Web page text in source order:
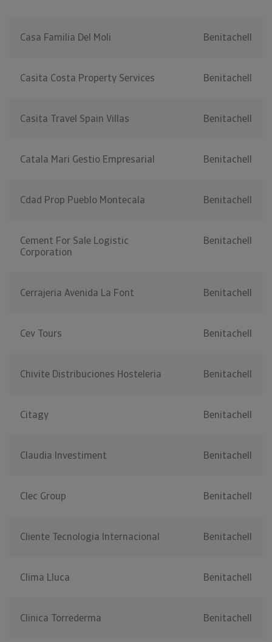
Casa Familia Del Moli Benitachell
Casita Costa Property Services Benitachell
Casita Travel Spain Villas Benitachell
Catala Mari Gestio Empresarial Benitachell
Cdad Prop Pueblo Montecala Benitachell
Cement For Sale Logistic
Corporation
Benitachell
Cerrajeria Avenida La Font Benitachell
Cev Tours Benitachell
Chivite Distribuciones Hosteleria Benitachell
Citagy Benitachell
Claudia Investiment Benitachell
Clec Group Benitachell
Cliente Tecnologia Internacional Benitachell
Clima Lluca Benitachell
Clinica Torrederma Benitachell